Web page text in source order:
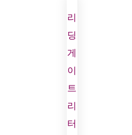
리
딩
게
이
트
리
터